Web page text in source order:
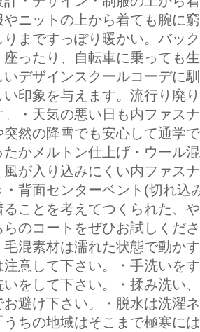
やニットの上から着ても腕に
りまですっぽり暖かい。バッ
座ったり、自転車に乗っても
いデザインスクールコーデに
い印象を与えます。流行り廃
。・天気の悪い日も内ファス
突然の降雪でも安心して通学
たかメルトン仕上げ・ウール
風が入り込みにくい内ファス
・背面センターベント(切れ込
ることを考えてつくられた、
らのコートをぜひお試しくだ
毛混素材は濡れた状態で動か
注意して下さい。・手洗いを
いをして下さい。・揉み洗い
お避け下さい。・脱水は洗濯
ちの地域はそこまで極寒に